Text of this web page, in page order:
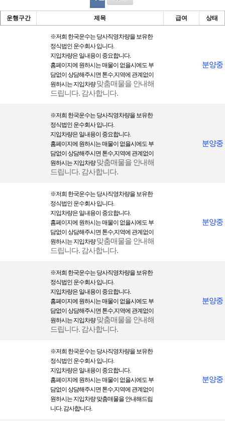
호, 이메일주소, 이메일 수신 여부
- 선택항목 : 회사명, 홈페이지, 닉네임
개인정보의 수집목적 및 이용목적
① (주)한국운수은(는) 회원님께 최대한으로 최적화되고 맞춤화된 서비스를 제
공하기 위하여 다음과 같은 목적으로 개인정보를 수집하고 있습니다.
- 성명, 아이디, 비밀번호 : 회원제 서비스 이용에 따른 본인 식별 절차에 이용
- 이메일주소, 이메일 수신여부, 전화번호 : 고지사항 전달, 본인 의사 확인, 불만
- 주소, 전화번호 : 경품과 쇼핑 물품 배송에 대한 정확한 배송지의 확보
- 비밀번호 힌트용 질문과 답변 : 비밀번호를 잊은 경우의 신속한 처리를 위한 내
- 그 외 선택항목 : 개인맞춤 서비스를 제공하기 위한 자료
② 단, 이용자의 기본적 인권 침해의 우려가 있는 민감한 개인정보(인종 및 민족,
등)는 수집하지 않습니다.
개인정보의 보유기간 및 이용기간
① 귀하의 개인정보는 다음과 같이 개인정보의 수집목적 또는 제공받은 목적이
관련 권리 의무 관계의 확인 등을 이유로 일정기간 보유하여야 할 필요가 있을
경우에는 일정기간 보유합니다.
- 회원가입정보의 경우, 회원가입을 탈퇴하거나 회원에서 제명된 경우 등 일정
한 사전에 보유목적, 기간 및 보유하는 개인정보 항목을 명시하여 동의를 구합
- 계약 또는 청약철회 등에 관한 기록 : 5년
- 소비자의 불만 또는 분쟁처리에 관한 기록 : 3년
② 귀하의 동의를 받아 보유하고 있는 거래정보 등을 귀하께서 열람을 요구하
는 경우 (주)한국운수은(는) 지체없이 그 열람,확인 할 수 있도록 조치합니다.
운행구간 제목 급여 상태
※저희 한국운수는 당사직영차량을 보 유한
정식법인 운수회사 입니다.
지입차량은 일내용이 중요합니다.
홈페이지에 원하시는 매물이 없을시에도 부
담없이 상담해주시면 톤수,지역에 관계없이
원하시는 지입차량맞춤매물을 안내해
드립니다. 감사합니다.
분양중
※저희 한국운수는 당사직영차량을 보 유한
정식법인 운수회사 입니다.
지입차량은 일내용이 중요합니다.
홈페이지에 원하시는 매물이 없을시에도 부
담없이 상담해주시면 톤수,지역에 관계없이
원하시는 지입차량맞춤매물을 안내해
드립니다. 감사합니다.
분양중
※저희 한국운수는 당사직영차량을 보 유한
정식법인 운수회사 입니다.
지입차량은 일내용이 중요합니다.
홈페이지에 원하시는 매물이 없을시에도 부
담없이 상담해주시면 톤수,지역에 관계없이
원하시는 지입차량맞춤매물을 안내해
드립니다. 감사합니다.
분양중
※저희 한국운수는 당사직영차량을 보 유한
정식법인 운수회사 입니다.
지입차량은 일내용이 중요합니다.
홈페이지에 원하시는 매물이 없을시에도 부
담없이 상담해주시면 톤수,지역에 관계없이
원하시는 지입차량맞춤매물을 안내해
드립니다. 감사합니다.
분양중
※저희 한국운수는 당사직영차량을 보 유한
정식법인 운수회사 입니다.
지입차량은 일내용이 중요합니다.
홈페이지에 원하시는 매물이 없을시에도 부
담없이 상담해주시면 톤수,지역에 관계없이
원하시는 지입차량 맞춤매물을 안내해드립
니다. 감사합니다.
분양중